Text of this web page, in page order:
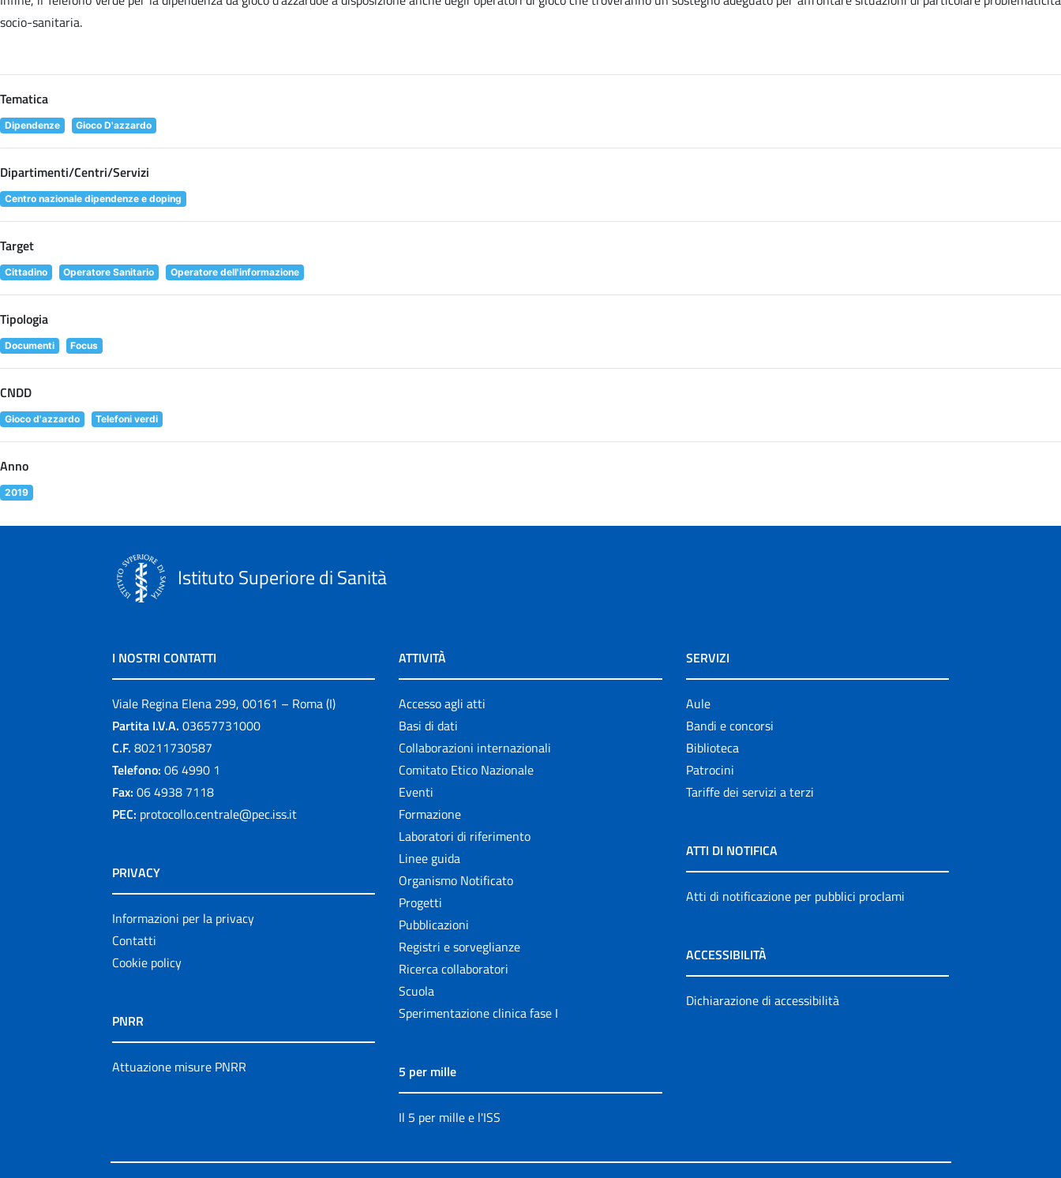
socio-sanitaria.
Tematica
Dipendenze Gioco D'azzardo
Dipartimenti/Centri/Servizi
Centro nazionale dipendenze e doping
Target
Cittadino Operatore Sanitario Operatore dell'informazione
Tipologia
Documenti Focus
CNDD
Gioco d'azzardo Telefoni verdi
Anno
2019
Istituto Superiore di Sanità
I NOSTRI CONTATTI
Viale Regina Elena 299, 00161 – Roma (I)
Partita I.V.A. 03657731000
C.F. 80211730587
Telefono: 06 4990 1
Fax: 06 4938 7118
PEC: protocollo.centrale@pec.iss.it
PRIVACY
Informazioni per la privacy
Contatti
Cookie policy
PNRR
Attuazione misure PNRR
ATTIVITÀ
Accesso agli atti
Basi di dati
Collaborazioni internazionali
Comitato Etico Nazionale
Eventi
Formazione
Laboratori di riferimento
Linee guida
Organismo Notificato
Progetti
Pubblicazioni
Registri e sorveglianze
Ricerca collaboratori
Scuola
Sperimentazione clinica fase I
5 per mille
Il 5 per mille e l'ISS
SERVIZI
Aule
Bandi e concorsi
Biblioteca
Patrocini
Tariffe dei servizi a terzi
ATTI DI NOTIFICA
Atti di notificazione per pubblici proclami
ACCESSIBILITÀ
Dichiarazione di accessibilità